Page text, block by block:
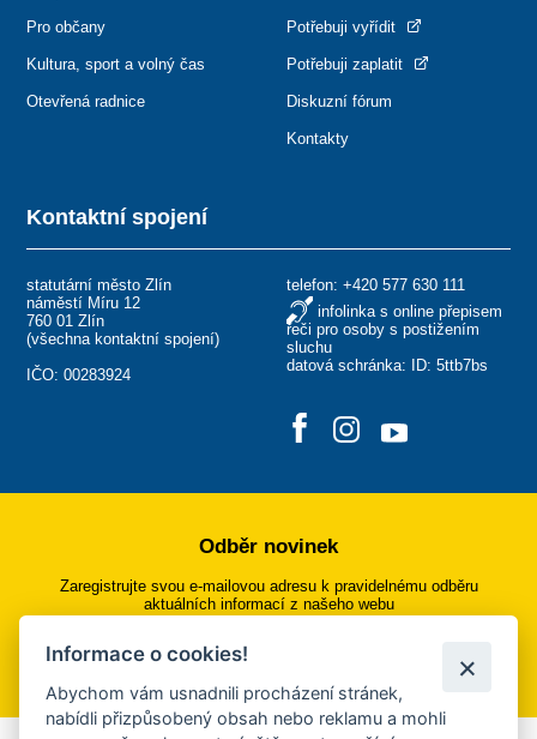
Kontaktní spojení
statutární město Zlín
náměstí Míru 12
760 01 Zlín
(všechna kontaktní spojení)
IČO: 00283924
telefon: +420 577 630 111
infolinka s online přepisem
řeči pro osoby s postižením
sluchu
datová schránka: ID: 5ttb7bs
Pro občany
Kultura, sport a volný čas
Otevřená radnice
Potřebuji vyřídit
Potřebuji zaplatit
Diskuzní fórum
Kontakty
Odběr novinek
Zaregistrujte svou e-mailovou adresu k pravidelnému odběru
aktuálních informací z našeho webu
Přihlásit se k odběru
Informace o cookies!
Abychom vám usnadnili procházení stránek,
nabídli přizpůsobený obsah nebo reklamu a mohli